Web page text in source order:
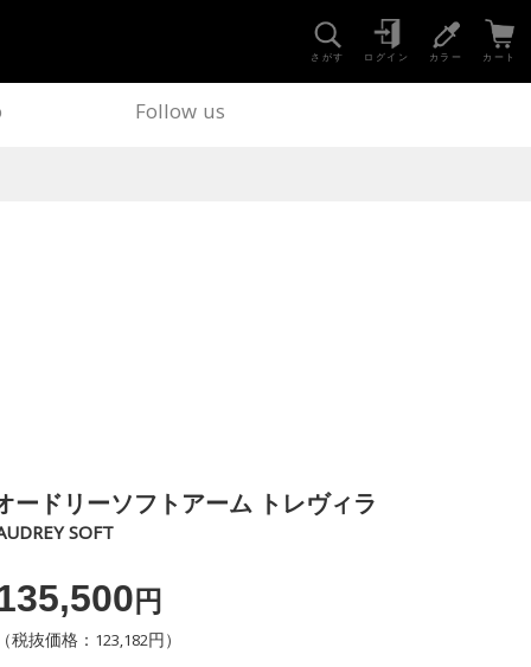
さがす ログイン カラー カート
Follow us
ードリーソフトアーム トレヴィラ
SOFT
円
（税抜価格：123,182円）